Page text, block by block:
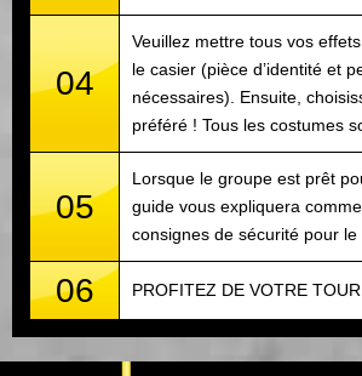
04
Veuillez mettre tous vos
le casier (pièce d’identité et
nécessaires). Ensuite,
préféré ! Tous les costumes
05
Lorsque le groupe est prêt
guide vous expliquera
consignes de sécurité pour le
06 PROFITEZ DE VOTRE